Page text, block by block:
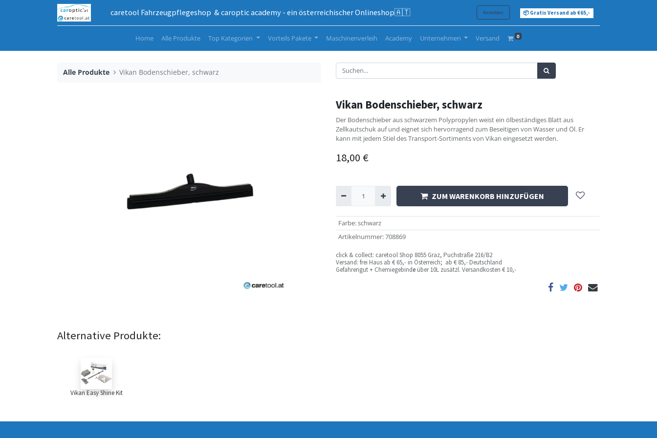
caretool Fahrzeugpflegeshop & caroptic academy - ein österreichischer Onlineshop🇦🇹 Anmelden 📦 Gratis Versand ab €65,-
Home Alle Produkte Top Kategorien Vorteils Pakete Maschinenverleih Academy Unternehmen Versand 0
Alle Produkte Vikan Bodenschieber, schwarz
Vikan Bodenschieber, schwarz
Der Bodenschieber aus schwarzem Polypropylen weist ein ölbeständiges Blatt aus
Zellkautschuk auf und eignet sich hervorragend zum Beseitigen von Wasser und Öl. Er
kann mit jedem Stiel des Transport-Sortiments von Vikan eingesetzt werden.
18,00 €
ZUM WARENKORB HINZUFÜGEN
Farbe:schwarz
Artikelnummer:708869
click & collect: caretool Shop 8055 Graz, Puchstraße 216/B2
Versand: frei Haus ab € 65,- in Österreich; ab € 85,- Deutschland
Gefahrengut + Chemiegebinde über 10L zusätzl. Versandkosten € 10,-
Alternative Produkte:
Vikan Easy Shine Kit